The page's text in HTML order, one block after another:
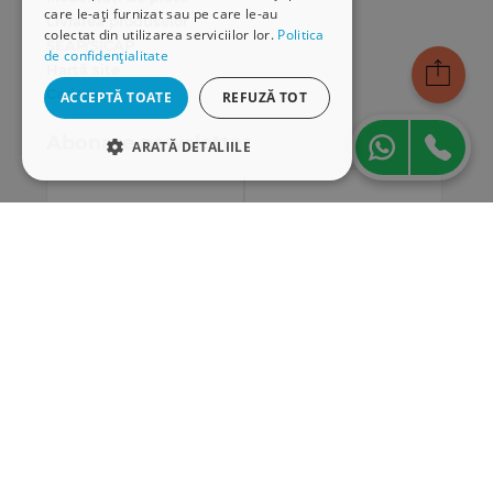
care le-ați furnizat sau pe care le-au
colectat din utilizarea serviciilor lor. Politica
de confidențialitate
ACCEPTĂ TOATE REFUZĂ TOT
ARATĂ DETALIILE
Livrarea produselor
SEAP/SICAP
Hartă site
Cariere
Abonare newsletter